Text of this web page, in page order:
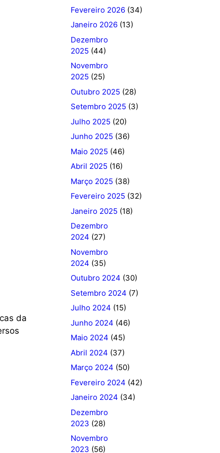
da
Fevereiro 2026 (34)
Janeiro 2026 (13)
Dezembro
2025 (44)
Novembro
2025 (25)
Outubro 2025 (28)
Setembro 2025 (3)
Julho 2025 (20)
Junho 2025 (36)
Maio 2025 (46)
Abril 2025 (16)
Março 2025 (38)
Fevereiro 2025 (32)
Janeiro 2025 (18)
Dezembro
2024 (27)
Novembro
2024 (35)
Outubro 2024 (30)
Setembro 2024 (7)
Julho 2024 (15)
Junho 2024 (46)
Maio 2024 (45)
Abril 2024 (37)
Março 2024 (50)
Fevereiro 2024 (42)
Janeiro 2024 (34)
Dezembro
2023 (28)
Novembro
2023 (56)